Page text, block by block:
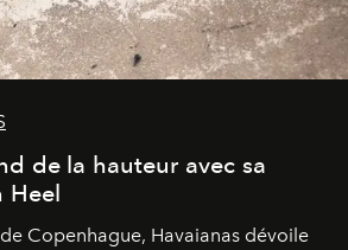
de la hauteur avec sa
Heel
Copenhague, Havaianas dévoile